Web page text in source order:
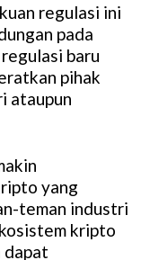
regulasi ini
pada
baru
pihak
ataupun
yang
teman industri
kripto
dapat